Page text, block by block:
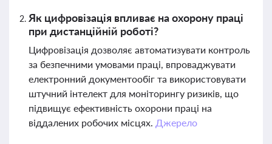
Як цифровізація впливає на охорону праці
при дистанційній роботі?
Цифровізація дозволяє автоматизувати контроль
за безпечними умовами праці, впроваджувати
електронний документообіг та використовувати
штучний інтелект для моніторингу ризиків, що
підвищує ефективність охорони праці на
віддалених робочих місцях. Джерело